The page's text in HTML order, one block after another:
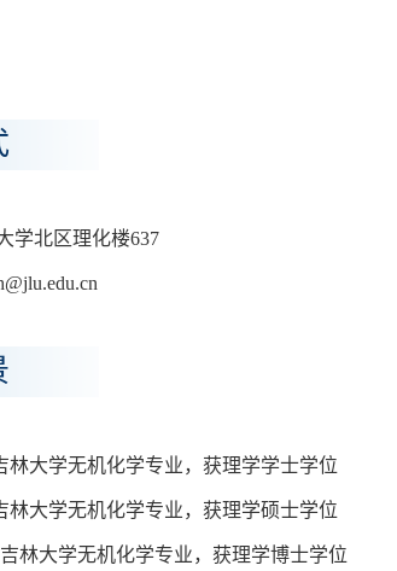
学北区理化楼637
林大学无机化学专业，获理学学士学位
林大学无机化学专业，获理学硕士学位
吉林大学无机化学专业，获理学博士学位